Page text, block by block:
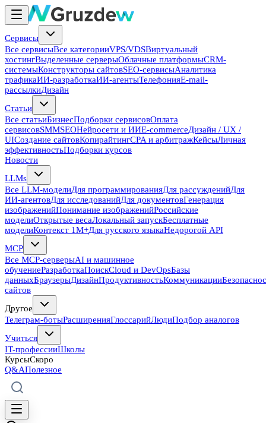
Сервисы
Все сервисыВсе категорииVPS/VDSВиртуальный
хостингВыделенные серверыОблачные платформыCRM-
системыКонструкторы сайтовSEO-сервисыАналитика
трафикаИИ-разработкаИИ-агентыТелефонияE-mail-
рассылкиДизайн
Статьи
Все статьиБизнесПодборки сервисовОплата
сервисовSMMSEOНейросети и ИИE-commerceДизайн / UX /
UIСоздание сайтовКопирайтингCPA и арбитражКейсыЛичная
эффективностьПодборки курсов
Новости
LLMs
Все LLM-моделиДля программированияДля рассужденийДля
ИИ-агентовДля исследованийДля документовГенерация
изображенийПонимание изображенийРоссийские
моделиОткрытые весаЛокальный запускБесплатные
моделиКонтекст 1M+Для русского языкаНедорогой API
MCP
Все MCP-серверыAI и машинное
обучениеРазработкаПоискCloud и DevOpsБазы
данныхБраузерыДизайнПродуктивностьКоммуникации
сайтов
Другое
Телеграм-ботыРасширенияГлоссарийЛюдиПодбор аналогов
Учиться
IT-профессииШколы
КурсыСкоро
Q&AПолезное